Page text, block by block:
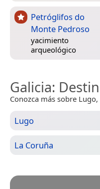
Petróglifos do
Monte Pedroso
yacimiento
arqueológico
Galicia:
Conozca más sobre
Lugo
La Coruña